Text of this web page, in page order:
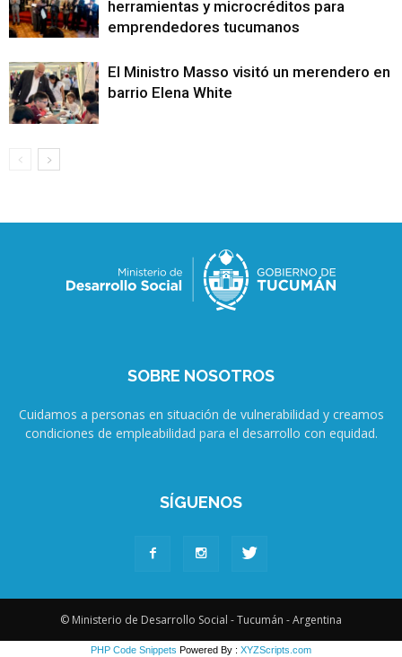
herramientas y microcréditos para
emprendedores tucumanos
El Ministro Masso visitó un merendero en
barrio Elena White
SOBRE NOSOTROS
Cuidamos a personas en situación de vulnerabilidad y creamos
condiciones de empleabilidad para el desarrollo con equidad.
SÍGUENOS
© Ministerio de Desarrollo Social - Tucumán - Argentina
PHP Code Snippets Powered By : XYZScripts.com